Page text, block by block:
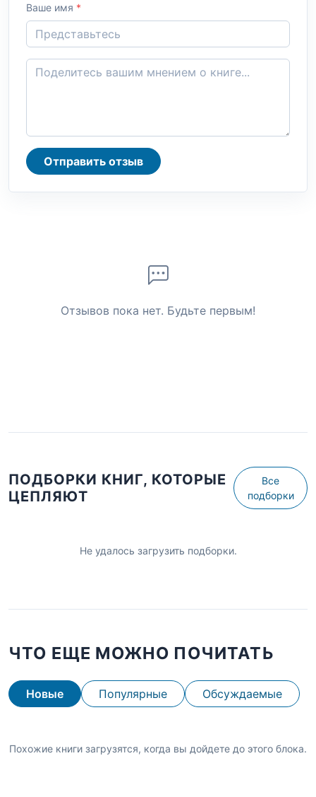
Ваше имя *
Отправить отзыв
Отзывов пока нет. Будьте первым!
ПОДБОРКИ КНИГ, КОТОРЫЕ
ЦЕПЛЯЮТ
Все
подборки
Не удалось загрузить подборки.
ЧТО ЕЩЕ МОЖНО ПОЧИТАТЬ
Новые Популярные Обсуждаемые
Похожие книги загрузятся, когда вы дойдете до этого блока.